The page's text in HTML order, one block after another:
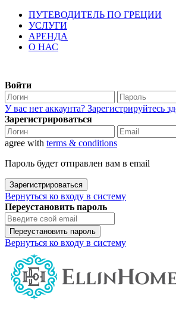
ПУТЕВОДИТЕЛЬ ПО ГРЕЦИИ
УСЛУГИ
АРЕНДА
О НАС
Войти
У вас нет аккаунта? Зарегистрируйтесь
Зарегистрироваться
agree with terms & conditions
Пароль будет отправлен вам в email
Зарегистрироваться
Вернуться ко входу в систему
Переустановить пароль
Переустановить пароль
Вернуться ко входу в систему